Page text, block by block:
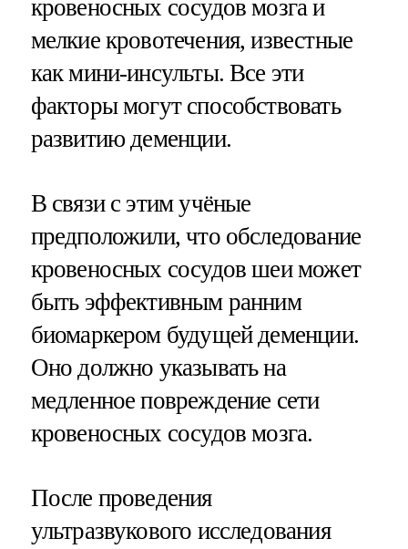
кровеносных сосудов мозга и
мелкие кровотечения, известные
как мини-инсульты. Все эти
факторы могут способствовать
развитию деменции.
В связи с этим учёные
предположили, что обследование
кровеносных сосудов шеи может
быть эффективным ранним
биомаркером будущей деменции.
Оно должно указывать на
медленное повреждение сети
кровеносных сосудов мозга.
После проведения
ультразвукового исследования